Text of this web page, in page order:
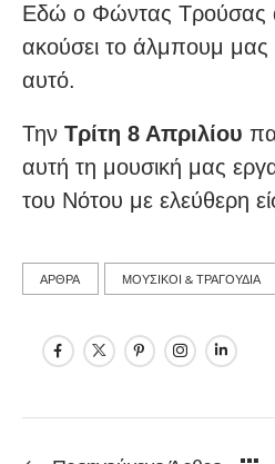
Εδώ ο Φώντας Τρούσας
ακούσει το άλμπουμ μας
αυτό.
Την Τρίτη 8 Απριλίου
αυτή τη μουσική μας
του Νότου με ελεύθερη
ΑΡΘΡΑ ΜΟΥΣΙΚΟΙ & ΤΡΑΓΟΥΔΙΑ